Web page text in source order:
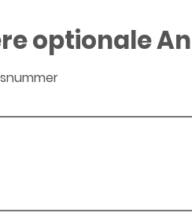
optionale